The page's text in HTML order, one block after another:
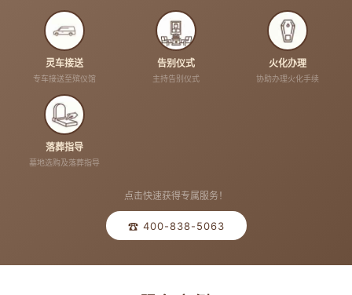
灵车接送
专车接送至殡仪馆
告别仪式
主持告别仪式
火化办理
协助办理火化手续
落葬指导
墓地选购及落葬指导
点击快速获得专属服务！
☎ 400-838-5063